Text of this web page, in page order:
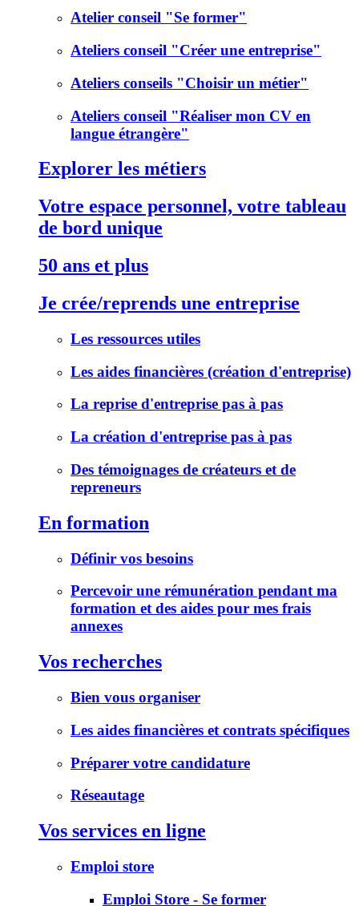
Atelier conseil "Se former"
Ateliers conseil "Créer une entreprise"
Ateliers conseils "Choisir un métier"
Ateliers conseil "Réaliser mon CV en
langue étrangère"
Explorer les métiers
Votre espace personnel, votre tableau
de bord unique
50 ans et plus
Je crée/reprends une entreprise
Les ressources utiles
Les aides financières (création d'entreprise)
La reprise d'entreprise pas à pas
La création d'entreprise pas à pas
Des témoignages de créateurs et de
repreneurs
En formation
Définir vos besoins
Percevoir une rémunération pendant ma
formation et des aides pour mes frais
annexes
Vos recherches
Bien vous organiser
Les aides financières et contrats spécifiques
Préparer votre candidature
Réseautage
Vos services en ligne
Emploi store
Emploi Store - Se former